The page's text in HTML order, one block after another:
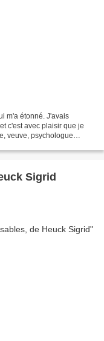
m'a étonné. J'avais
c'est avec plaisir que je
veuve, psychologue
Sigrid